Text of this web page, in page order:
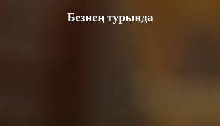
Безнең турында